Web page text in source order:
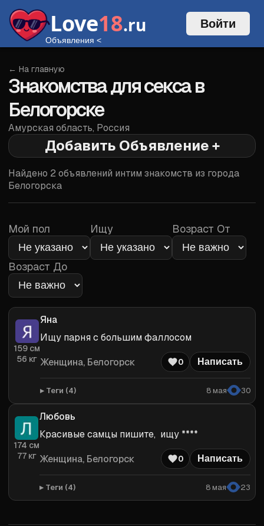
Love18.ru
Объявления <
Войти
Войти
← На главную
Знакомства для секса в
Белогорске
Амурская область, Россия
Добавить Объявление +
Найдено 2 объявлений интим знакомств из города
Белогорска
Мой пол Ищу Возраст От
Возраст До
159 см
56 кг
Яна
Ищу парня с большим фаллосом
Женщина, Белогорск 0 Написать
Теги (4) 8 мая 30
174 см
77кг
Любовь
Красивые самцы пишите,  ищу ****
Женщина, Белогорск 0 Написать
Теги (4) 8 мая 23